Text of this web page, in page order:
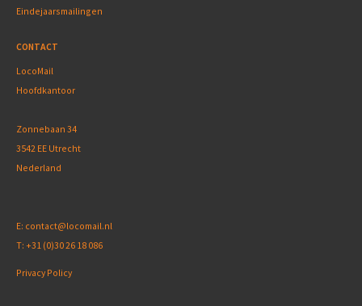
Eindejaarsmailingen
CONTACT
LocoMail
Hoofdkantoor
Zonnebaan 34
3542 EE Utrecht
Nederland
E: contact@locomail.nl
T: +31 (0)30 26 18 086
Privacy Policy